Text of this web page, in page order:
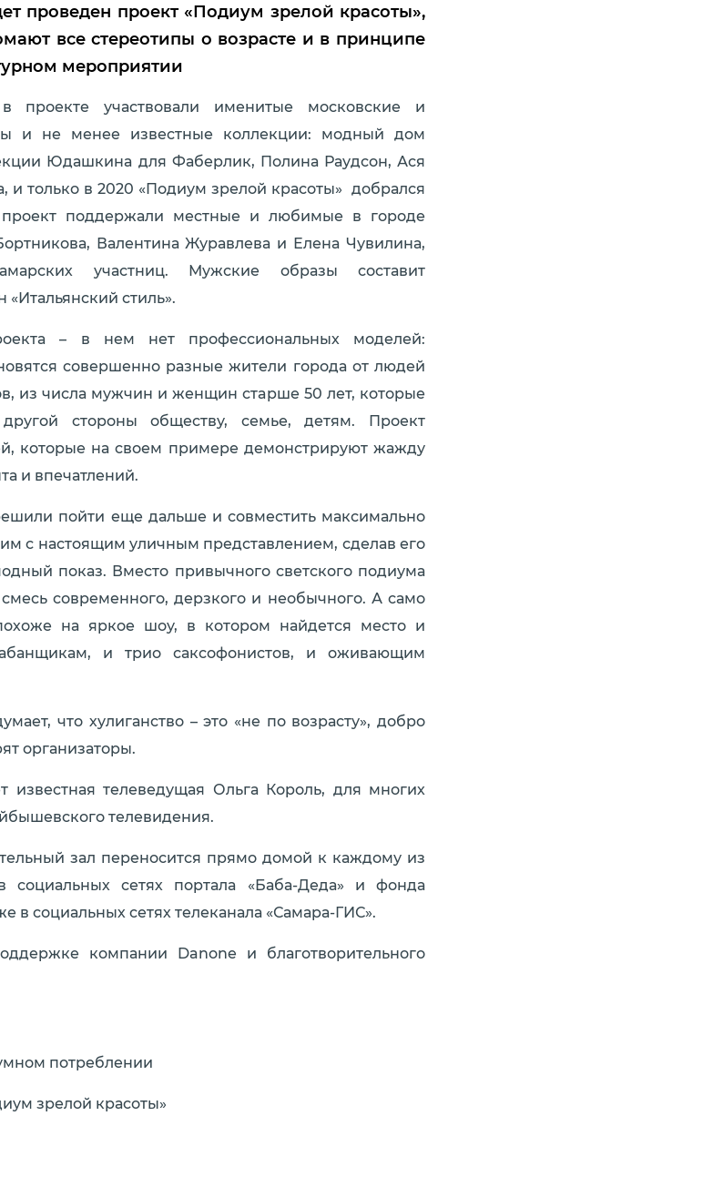
проведен проект «Подиум зрелой красоты»,
все стереотипы о возрасте и в принципе
мероприятии
участвовали именитые московские и
и не менее известные коллекции: модный дом
Юдашкина для Фаберлик, Полина Раудсон, Ася
и только в 2020 «Подиум зрелой красоты» добрался
поддержали местные и любимые в городе
Валентина Журавлева и Елена Чувилина,
участниц. Мужские образы составит
стиль».
– в нем нет профессиональных моделей:
совершенно разные жители города от людей
из числа мужчин и женщин старше 50 лет, которые
стороны обществу, семье, детям. Проект
которые на своем примере демонстрируют жажду
и впечатлений.
пойти еще дальше и совместить максимально
с настоящим уличным представлением, сделав его
показ. Вместо привычного светского подиума
современного, дерзкого и необычного. А само
на яркое шоу, в котором найдется место и
и трио саксофонистов, и оживающим
что хулиганство – это «не по возрасту», добро
организаторы.
известная телеведущая Ольга Король, для многих
телевидения.
зал переносится прямо домой к каждому из
социальных сетях портала «Баба-Деда» и фонда
в социальных сетях телеканала «Самара-ГИС».
компании Danone и благотворительного
потреблении
зрелой красоты»